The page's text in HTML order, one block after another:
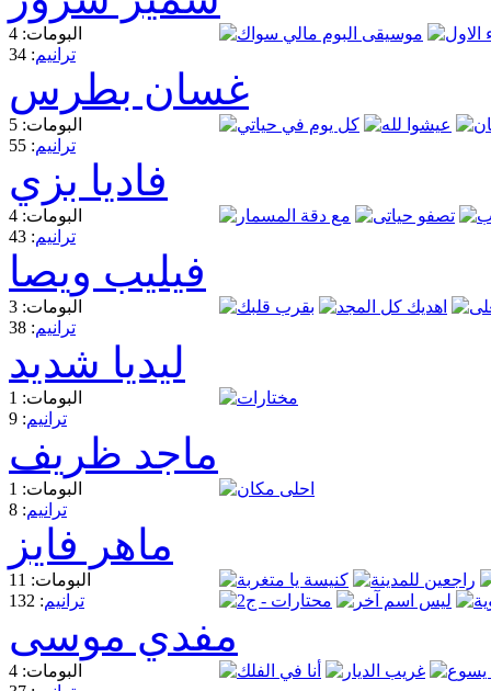
البومات: 4
ترانيم: 34
غسان بطرس
البومات: 5
ترانيم: 55
فاديا بزي
البومات: 4
ترانيم: 43
فيليب ويصا
البومات: 3
ترانيم: 38
ليديا شديد
البومات: 1
ترانيم: 9
ماجد ظريف
البومات: 1
ترانيم: 8
ماهر فايز
البومات: 11
ترانيم: 132
مفدي موسى
البومات: 4